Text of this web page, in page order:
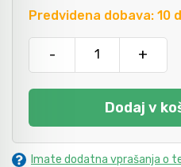
Predvidena dobava: 10
- +
Dodaj v
Imate dodatna vprašanja o